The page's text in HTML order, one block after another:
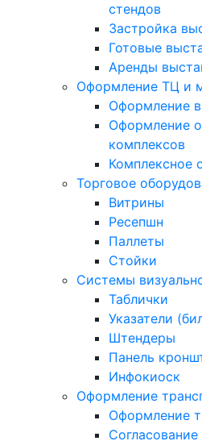
стендов
Застройка
Готовые
Аренды
Оформление ТЦ и
Оформление
Оформление
комплексов
Комплексное
Торговое
Витрины
Ресепшн
Паллеты
Стойки
Системы
Таблички
Указатели
Штендеры
Панель
Инфокиоск
Оформление
Оформление